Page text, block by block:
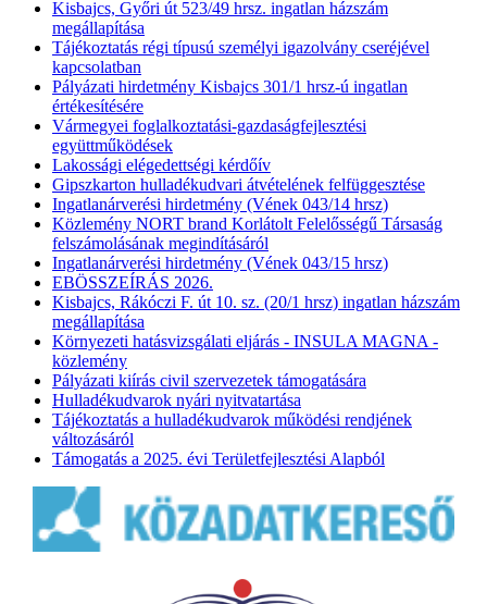
Kisbajcs, Győri út 523/49 hrsz. ingatlan házszám
megállapítása
Tájékoztatás régi típusú személyi igazolvány cseréjével
kapcsolatban
Pályázati hirdetmény Kisbajcs 301/1 hrsz-ú ingatlan
értékesítésére
Vármegyei foglalkoztatási-gazdaságfejlesztési
együttműködések
Lakossági elégedettségi kérdőív
Gipszkarton hulladékudvari átvételének felfüggesztése
Ingatlanárverési hirdetmény (Vének 043/14 hrsz)
Közlemény NORT brand Korlátolt Felelősségű Társaság
felszámolásának megindításáról
Ingatlanárverési hirdetmény (Vének 043/15 hrsz)
EBÖSSZEÍRÁS 2026.
Kisbajcs, Rákóczi F. út 10. sz. (20/1 hrsz) ingatlan házszám
megállapítása
Környezeti hatásvizsgálati eljárás - INSULA MAGNA -
közlemény
Pályázati kiírás civil szervezetek támogatására
Hulladékudvarok nyári nyitvatartása
Tájékoztatás a hulladékudvarok működési rendjének
változásáról
Támogatás a 2025. évi Területfejlesztési Alapból